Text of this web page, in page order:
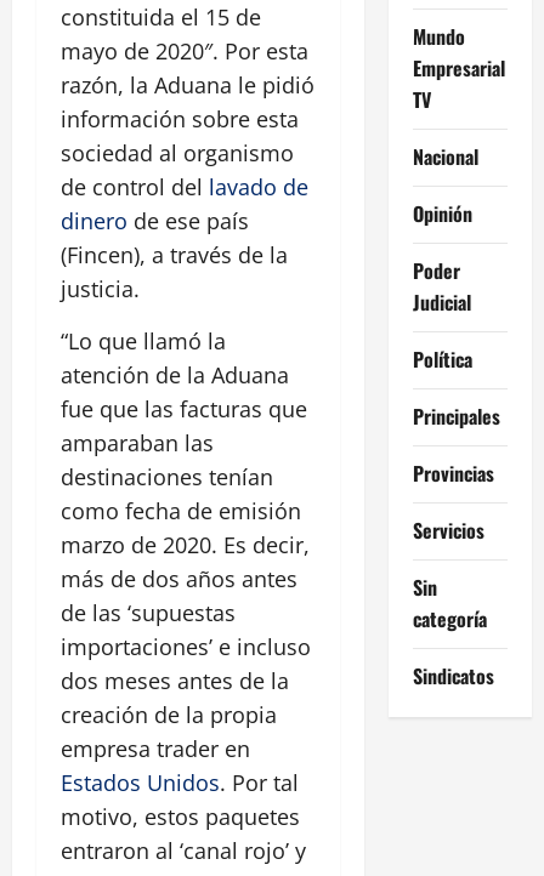
constituida el 15 de
mayo de 2020″. Por esta
razón, la Aduana le pidió
información sobre esta
sociedad al organismo
de control del lavado de
dinero de ese país
(Fincen), a través de la
justicia.
“Lo que llamó la
atención de la Aduana
fue que las facturas que
amparaban las
destinaciones tenían
como fecha de emisión
marzo de 2020. Es decir,
más de dos años antes
de las ‘supuestas
importaciones’ e incluso
dos meses antes de la
creación de la propia
empresa trader en
Estados Unidos. Por tal
motivo, estos paquetes
entraron al ‘canal rojo’ y
Mundo
Empresarial
TV
Nacional
Opinión
Poder
Judicial
Política
Principales
Provincias
Servicios
Sin
categoría
Sindicatos